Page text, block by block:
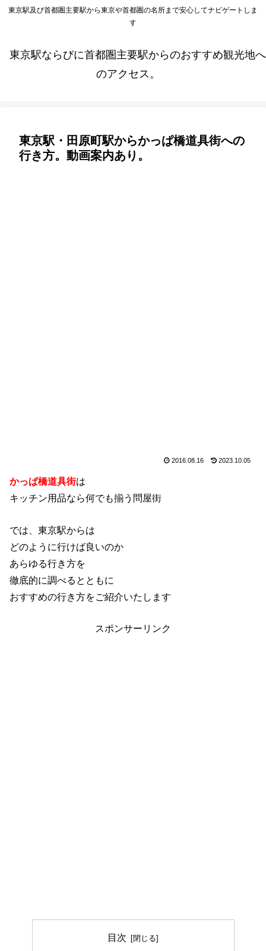
東京駅及び首都圏主要駅から東京や首都圏の名所まで安心してナビゲートしま
す
東京駅ならびに首都圏主要駅からのおすすめ観光地へ
のアクセス。
東京駅・田原町駅からかっぱ橋道具街への
行き方。動画案内あり。
2016.08.16 2023.10.05
かっぱ橋道具街は
キッチン用品なら何でも揃う問屋街
では、東京駅からは
どのように行けば良いのか
あらゆる行き方を
徹底的に調べるとともに
おすすめの行き方をご紹介いたします
スポンサーリンク
目次